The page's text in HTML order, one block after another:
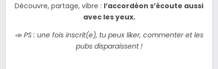
Découvre, partage, vibre : l’accordéon s’écoute aussi
avec les yeux.
📣 PS : une fois inscrit(e), tu peux liker, commenter et les
pubs disparaissent !